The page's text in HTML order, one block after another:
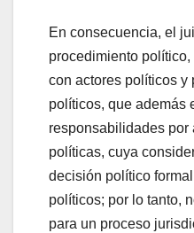
En consecuencia, el
procedimiento
con actores políticos y
políticos, que además
responsabilidades por
políticas, cuya
decisión político
políticos; por lo tanto,
para un proceso